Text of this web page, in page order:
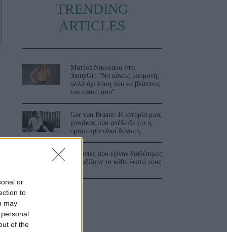
or
to
may
of the
TRENDING
ARTICLES
Ματίνα Νικολάου στο
JennyGr: “Να κάνεις υπομονή,
αλλά όχι τόση που να βλάπτεις
τον εαυτό σου”
Ger van Braam: Η ιστορία μιας
γυναίκας που απέδειξε ότι η
ορατότητα είναι δύναμη
3 ταινίες που έγιναν διαθέσιμες
και αξίζουν το κάθε λεπτό τους